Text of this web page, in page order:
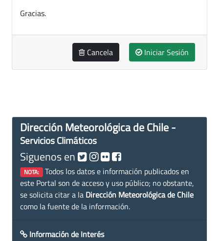
Gracias.
Cancela Iniciar Sesión
Dirección Meteorológica de Chile -
Servicios Climáticos
Siguenos en
NOTA: Todos los datos e información publicados en
este Portal son de acceso y uso público; no obstante,
se solicita citar a la Dirección Meteorológica de Chile
como la fuente de la información.
Información de Interés